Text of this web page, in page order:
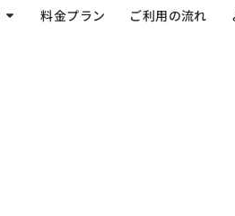
料金プラン ご利用の流れ